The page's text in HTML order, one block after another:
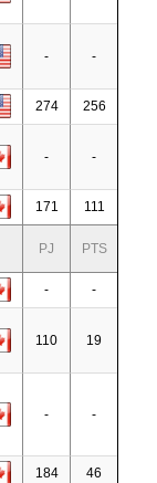
- -
274 256
- -
171 111
PJ PTS
- -
110 19
- -
184 46